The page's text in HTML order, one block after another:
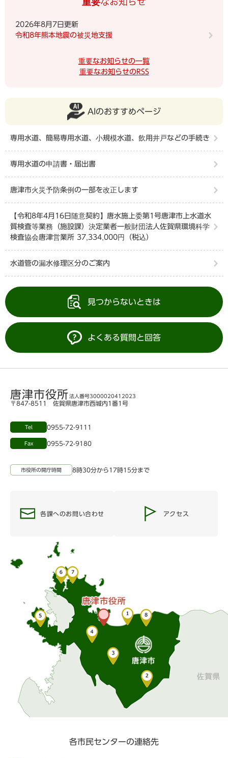
2026年8月7日更新
令和8年熊本地震の被災地支援
重要なお知らせの一覧
重要なお知らせのRSS
AIのおすすめページ
専用水道、簡易専用水道、小規模水道、飲用井戸などの手続き
専用水道の申請書・届出書
唐津市火災予防条例の一部を改正します
【令和8年4月16日随意契約】唐水施上委第1号唐津市上水道水
質検査等業務（施設課）決定業者一般財団法人佐賀県環境科学
検査協会唐津営業所 37,334,000円（税込）
水道管の漏水修理区分のご案内
見つからないときは
よくある質問と回答
唐津市役所 法人番号3000020412023
〒847-8511 佐賀県唐津市西城内1番1号
Tel 0955-72-9111
Fax 0955-72-9180
市役所の開庁時間 8時30分から17時15分まで
各課へのお問い合わせ アクセス
各市民センターの連絡先